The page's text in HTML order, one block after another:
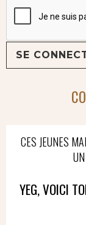
CES JEUNES
YEG, VOICI